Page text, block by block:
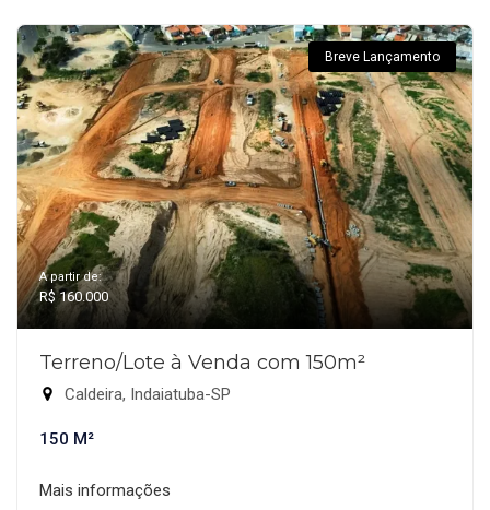
Breve Lançamento
A partir de:
R$ 160.000
Terreno/Lote à Venda com 150m²
Caldeira, Indaiatuba-SP
150 M²
Mais informações